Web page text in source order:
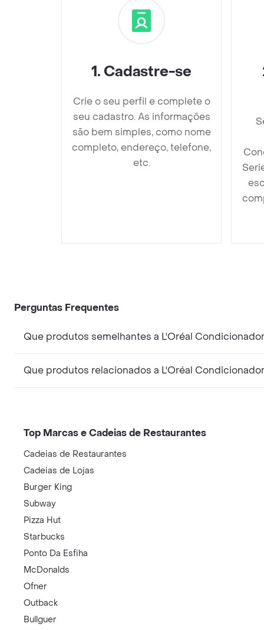
1. Cadastre-se
Crie o seu perfil e complete o
seu cadastro. As informações
são bem simples, como nome
completo, endereço, telefone,
etc.
Perguntas Frequentes
Que produtos semelhantes a L'Oréal
Que produtos relacionados a L'Oréal
Top Marcas e Cadeias de Restaurantes
Cadeias de Restaurantes
Cadeias de Lojas
Burger King
Subway
Pizza Hut
Starbucks
Ponto Da Esfiha
McDonalds
Ofner
Outback
Bullguer